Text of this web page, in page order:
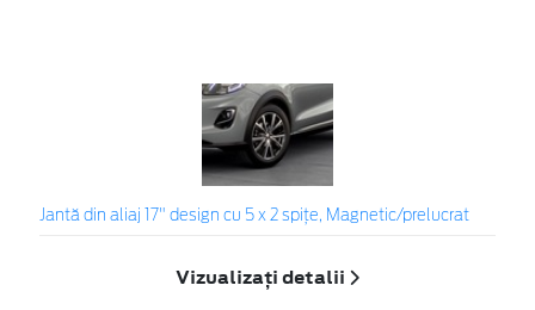
Jantă din aliaj 17" design cu 5 x 2 spițe, Magnetic/prelucrat
Vizualizați detalii